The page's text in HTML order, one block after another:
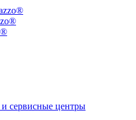
сервисные центры